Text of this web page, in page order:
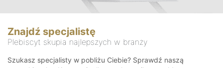
Znajdź specjalistę
Plebiscyt skupia najlepszych w branży
Szukasz specjalisty w pobliżu Ciebie? Sprawdź naszą